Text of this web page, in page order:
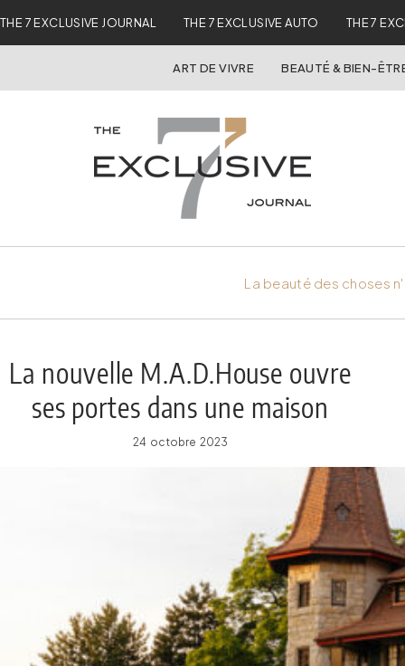
THE 7 EXCLUSIVE JOURNAL THE 7 EXCLUSIVE AUTO THE 7
ART DE VIVRE BEAUTÉ & BIEN-
La beauté des choses
La nouvelle M.A.D.House ouvre
ses portes dans une maison
centenaire à Genève
24 octobre 2023